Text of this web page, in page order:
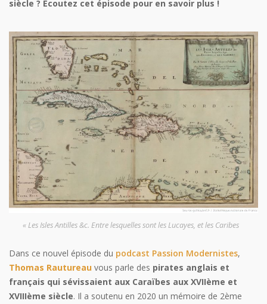
siècle ? Écoutez cet épisode pour en savoir plus !
« Les Isles Antilles &c. Entre lesquelles sont les Lucayes, et les Caribes
Dans ce nouvel épisode du podcast Passion Modernistes,
Thomas Rautureau vous parle des pirates anglais et
français qui sévissaient aux Caraïbes aux XVIIème et
XVIIIème siècle. Il a soutenu en 2020 un mémoire de 2ème